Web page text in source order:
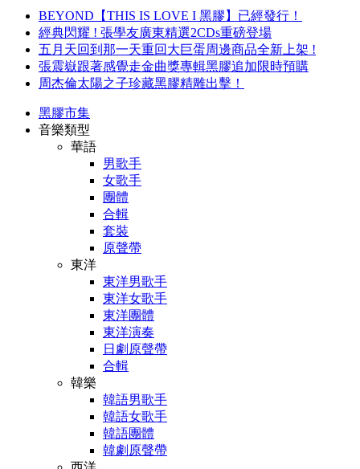
BEYOND【THIS IS LOVE I 黑膠】已經發行！
經典閃耀 ! 張學友廣東精選2CDs重磅登場
五月天回到那一天重回大巨蛋周邊商品全新上架 !
張震嶽跟著感覺走金曲獎專輯黑膠追加限時預購
周杰倫太陽之子珍藏黑膠精雕出擊！
黑膠市集
音樂類型
華語
男歌手
女歌手
團體
合輯
套裝
原聲帶
東洋
東洋男歌手
東洋女歌手
東洋團體
東洋演奏
日劇原聲帶
合輯
韓樂
韓語男歌手
韓語女歌手
韓語團體
韓劇原聲帶